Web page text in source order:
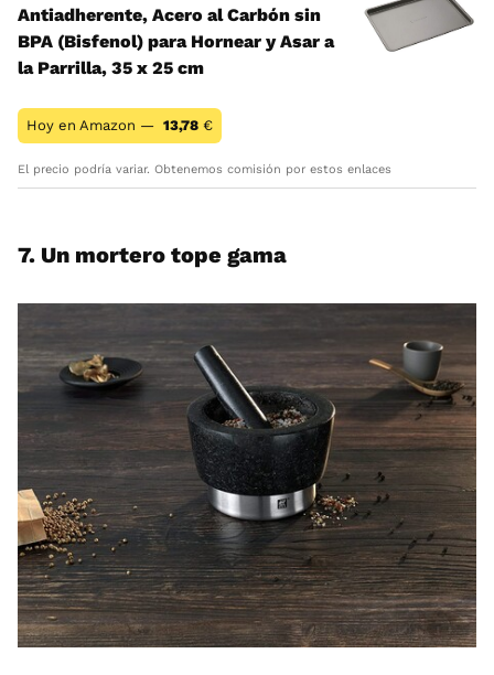
Antiadherente, Acero al Carbón sin
BPA (Bisfenol) para Hornear y Asar a
la Parrilla, 35 x 25 cm
Hoy en Amazon — 13,78 €
El precio podría variar. Obtenemos comisión por estos enlaces
7. Un mortero tope gama